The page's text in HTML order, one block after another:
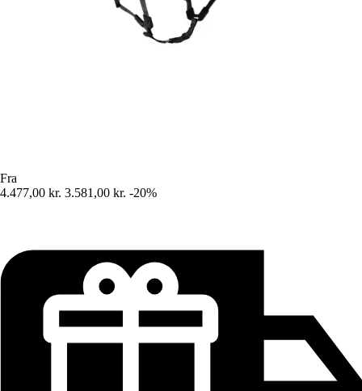
Fra
4.477,00 kr. 3.581,00 kr. -20%